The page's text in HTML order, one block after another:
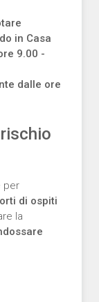
in Casa
9.00 -
dalle ore
per
di ospiti
la